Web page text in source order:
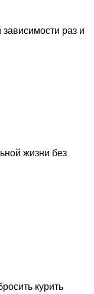
раз и
жизни без
курить